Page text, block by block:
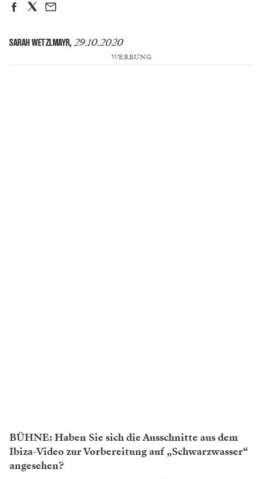
SARAH WETZLMAYR, 29.10.2020
WERBUNG
BÜHNE: Haben Sie sich die Ausschnitte aus dem
Ibiza-Video zur Vorbereitung auf „Schwarzwasser“
angesehen?